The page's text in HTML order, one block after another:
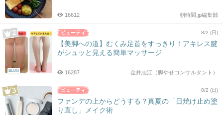
朝時間.jp編集部
16612
BLOG
8/2 (日)
【美脚への道】むくみ足首をすっきり！アキレス腱
がシュッと見える簡単マッサージ
金井志江（脚やせコンサルタント）
16287
8/2 (日)
ファンデの上からどうする？真夏の「日焼け止め塗
り直し」メイク術